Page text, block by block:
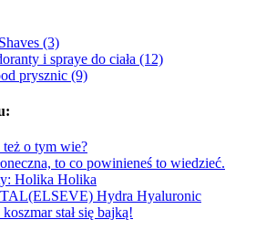
(3)
i spraye do ciała (12)
prysznic (9)
o tym wie?
to co powinieneś to wiedzieć.
Holika Holika
Hydra Hyaluronic
stał się bajką!